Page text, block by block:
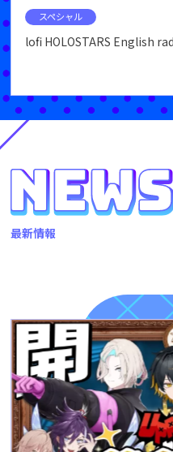
スペシャル
lofi HOLOSTARS English
最新情報